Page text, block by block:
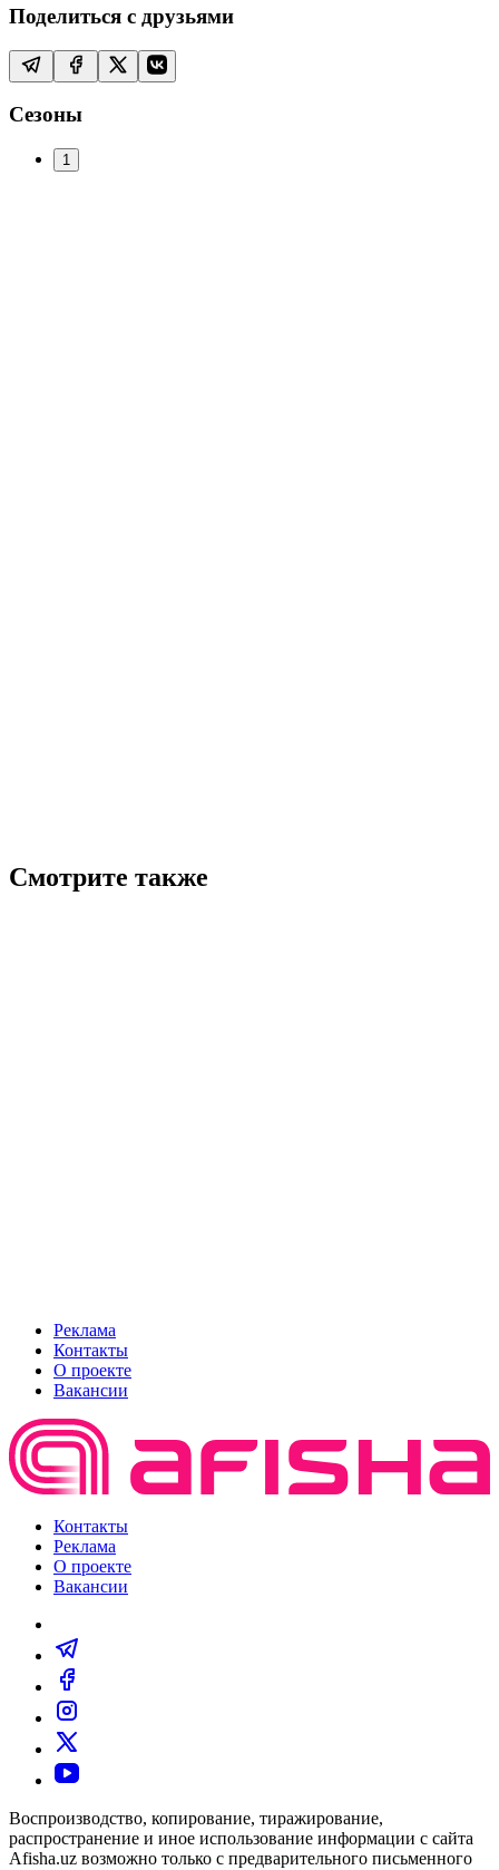
Поделиться с друзьями
Сезоны
1
Смотрите также
Реклама
Контакты
О проекте
Вакансии
Контакты
Реклама
О проекте
Вакансии
Воспроизводство, копирование, тиражирование,
распространение и иное использование информации с сайта
Afisha.uz возможно только с предварительного письменного